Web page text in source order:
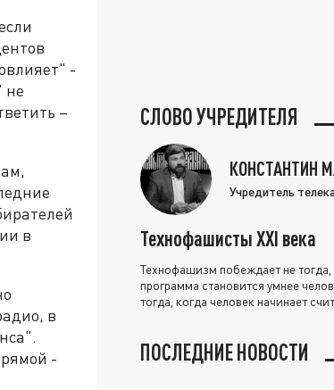
-
не
–
в
в
-
СЛОВО УЧРЕДИТЕЛЯ
КОНСТАНТИН
Учредитель
Технофашисты XXI века
Технофашизм побеждает не тогда,
программа становится умнее
тогда, когда человек начинает
ПОСЛЕДНИЕ НОВОСТИ